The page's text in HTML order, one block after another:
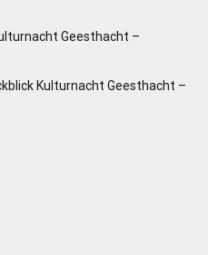
Geesthacht –
Kulturnacht Geesthacht –